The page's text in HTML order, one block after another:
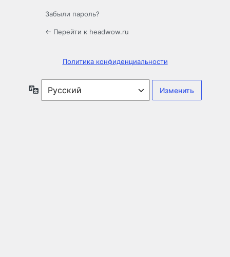
Забыли пароль?
← Перейти к headwow.ru
Политика конфиденциальности
Язык